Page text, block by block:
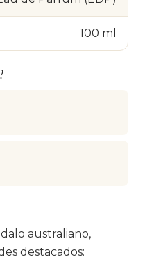
100 ml
australiano,
destacados: